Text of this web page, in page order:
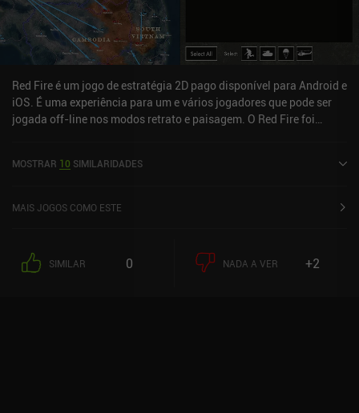
que desejam controlar as tropas no campo de batalha. O Blitzkrieg
Fire é um jogo premium de US$ 5,99, sem anúncios ou iAPs.
Red Fire é um jogo de estratégia 2D pago disponível para Android e
iOS. É uma experiência para um e vários jogadores que pode ser
jogada off-line nos modos retrato e paisagem. O Red Fire foi
MOSTRAR 10 SIMILARIDADES
MAIS JOGOS COMO ESTE
SIMILAR 0 NADA A VER +2